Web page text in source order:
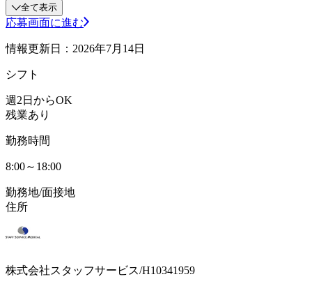
全て表示
応募画面に進む
情報更新日：2026年7月14日
シフト
週2日からOK
残業あり
勤務時間
8:00～18:00
勤務地/面接地
住所
株式会社スタッフサービス/H10341959